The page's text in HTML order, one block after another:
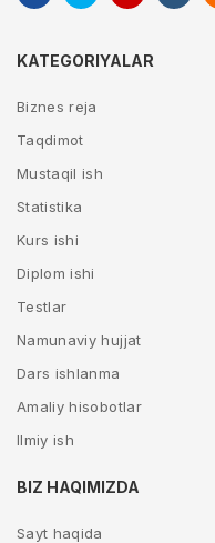
KATEGORIYALAR
Biznes reja
Taqdimot
Mustaqil ish
Statistika
Kurs ishi
Diplom ishi
Testlar
Namunaviy hujjat
Dars ishlanma
Amaliy hisobotlar
Ilmiy ish
BIZ HAQIMIZDA
Sayt haqida